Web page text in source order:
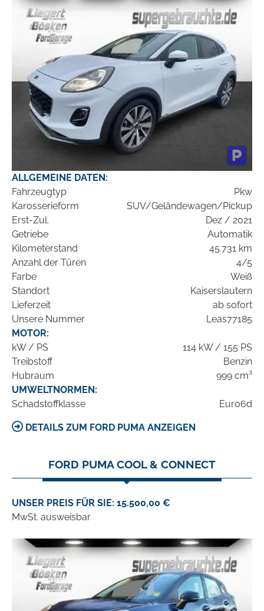
ALLGEMEINE DATEN:
Fahrzeugtyp
Pkw
Karosserieform
SUV/Geländewagen/Pickup
Erst-Zul.
Dez / 2021
Getriebe
Automatik
Kilometerstand
45.731 km
Anzahl der Türen
4/5
Farbe
Weiß
Standort
Kaiserslautern
Lieferzeit
ab sofort
Unsere Nummer
Leas77185
MOTOR:
kW / PS
114 kW / 155 PS
Treibstoff
Benzin
Hubraum
999 cm³
UMWELTNORMEN:
Schadstoffklasse
Euro6d
DETAILS ZUM FORD PUMA ANZEIGEN
FORD PUMA COOL & CONNECT
UNSER PREIS FÜR SIE: 15.500,00 €
MwSt. ausweisbar